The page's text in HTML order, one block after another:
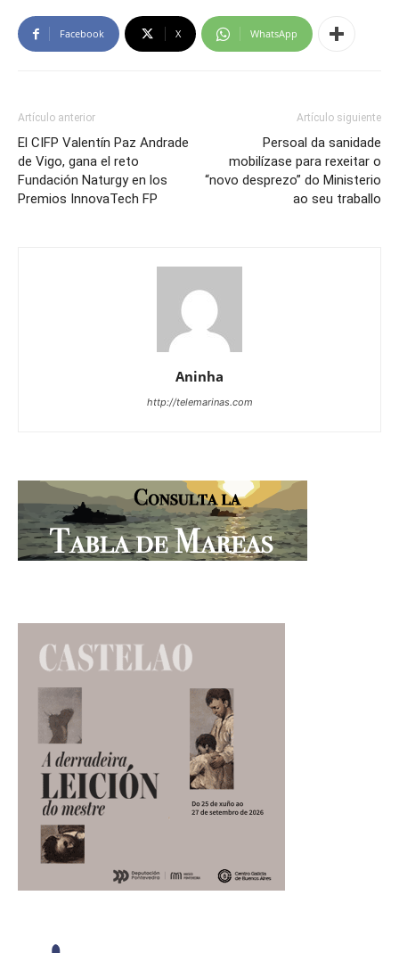
Facebook X WhatsApp
Artículo anterior
El CIFP Valentín Paz Andrade
de Vigo, gana el reto
Fundación Naturgy en los
Premios InnovaTech FP
Artículo siguiente
Persoal da sanidade
mobilízase para rexeitar o
“novo desprezo” do Ministerio
ao seu traballo
Aninha
http://telemarinas.com